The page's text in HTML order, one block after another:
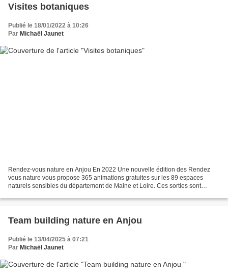
Visites botaniques
Publié le 18/01/2022 à 10:26
Par Michaël Jaunet
Rendez-vous nature en Anjou En 2022 Une nouvelle édition des Rendez
vous nature vous propose 365 animations gratuites sur les 89 espaces
naturels sensibles du département de Maine et Loire. Ces sorties sont
Team building nature en Anjou
Publié le 13/04/2025 à 07:21
Par Michaël Jaunet